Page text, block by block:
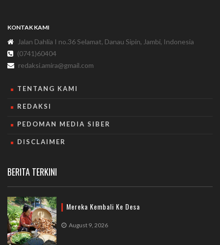
KONTAK KAMI
Jalan Dahlia I no.36 Selamat, Danau Sipin, Jambi, Indonesia
(0741)60404
redaksi.amira@gmail.com
TENTANG KAMI
REDAKSI
PEDOMAN MEDIA SIBER
DISCLAIMER
BERITA TERKINI
Mereka Kembali Ke Desa
August 9, 2026